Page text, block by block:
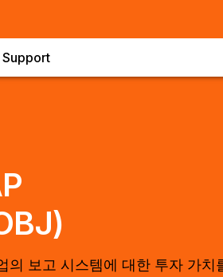
Support
보고 시스템에 대한 투자 가치